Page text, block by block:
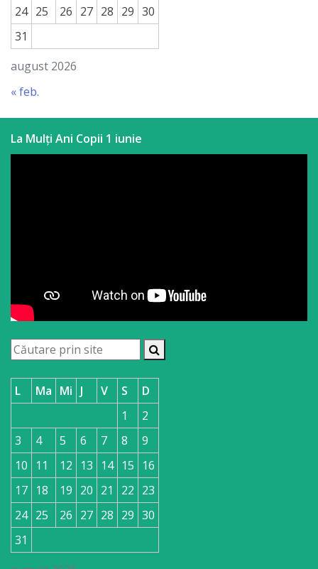
august 2026
24 25 26 27 28 29 30
31
« feb.
La Mulți Ani Copii 1 iunie
L Ma Mi J V S
D
1
2
3
4 5 6 7 8
9
10
11 12 13 14 15
16
17 18 19 20 21 22 23
24 25 26 27 28 29 30
31